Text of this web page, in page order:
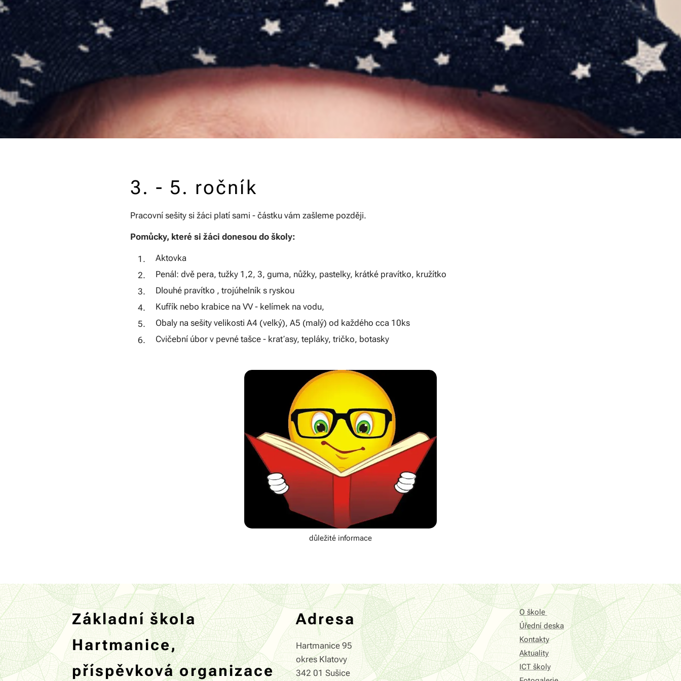
3. - 5. ročník
Pracovní sešity si žáci platí sami - částku vám zašleme později.
Pomůcky, které si žáci donesou do školy:
Aktovka
Penál: dvě pera, tužky 1,2, 3, guma, nůžky, pastelky, krátké pravítko, kružítko
Dlouhé pravítko , trojúhelník s ryskou
Kufřík nebo krabice na VV - kelímek na vodu,
Obaly na sešity velikosti A4 (velký), A5 (malý) od každého cca 10ks
Cvičební úbor v pevné tašce - kraťasy, tepláky, tričko, botasky
důležité informace
Základní škola
Hartmanice,
příspěvková organizace
Adresa
Hartmanice 95
okres Klatovy
342 01 Sušice
O škole
Úřední deska
Kontakty
Aktuality
ICT školy